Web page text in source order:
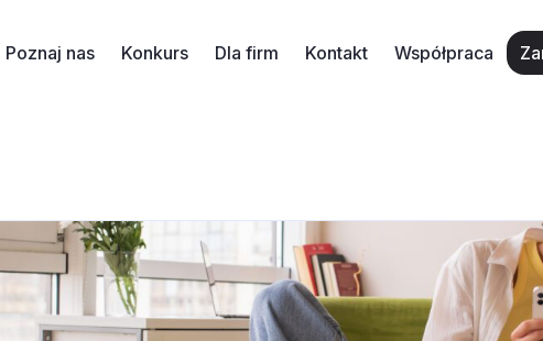
Poznaj nas Konkurs Dla firm Kontakt Współpraca